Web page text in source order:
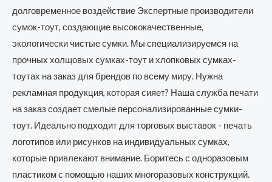
долговременное воздействие Экспертные производители
сумок-тоут, создающие высококачественные,
экологически чистые сумки. Мы специализируемся на
прочных холщовых сумках-тоут и хлопковых сумках-
тоутах на заказ для брендов по всему миру. Нужна
рекламная продукция, которая сияет? Наша служба печати
на заказ создает смелые персонализированные сумки-
тоут. Идеально подходит для торговых выставок - печать
логотипов или рисунков на индивидуальных сумках,
которые привлекают внимание. Боритесь с одноразовым
пластиком с помощью наших многоразовых конструкций.